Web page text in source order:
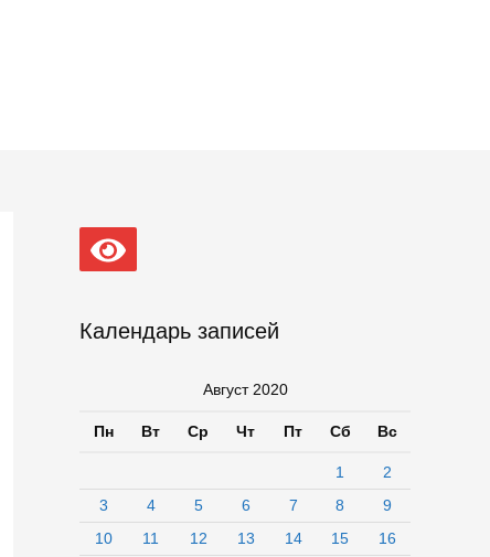
Календарь записей
Август 2020
Пн Вт Ср Чт Пт Сб Вс
1
2
3
4 5 6 7 8
9
10
11 12 13 14 15
16